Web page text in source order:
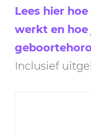
Lees hier
werkt en hoe
Inclusief